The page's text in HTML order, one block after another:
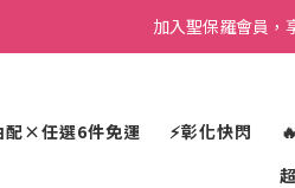
加入聖保羅會員，
配×任選6件免運 ⚡彰化快閃